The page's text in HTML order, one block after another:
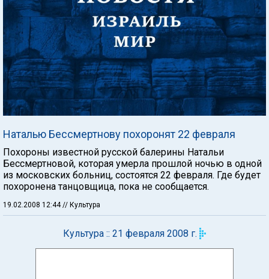
Наталью Бессмертнову похоронят 22 февраля
Похороны известной русской балерины Натальи
Бессмертновой, которая умерла прошлой ночью в одной
из московских больниц, состоятся 22 февраля. Где будет
похоронена танцовщица, пока не сообщается.
19.02.2008 12:44// Культура
Культура :: 21 февраля 2008 г.